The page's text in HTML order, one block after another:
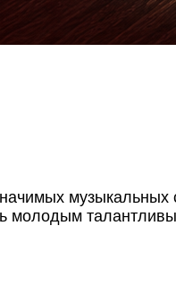
музыкальных
молодым